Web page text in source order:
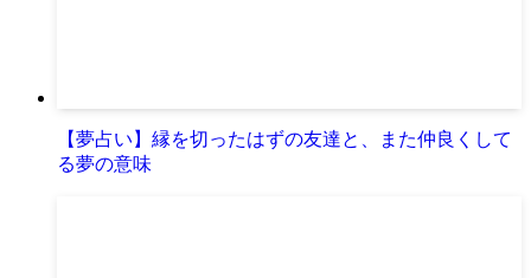
【夢占い】縁を切ったはずの友達と、また仲良くして
る夢の意味